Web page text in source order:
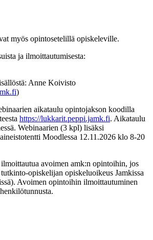
myös opintosetelillä opiskeleville.
ja ilmoittautumisesta:
Anne Koivisto
)
aikataulu opintojakson koodilla
https://lukkarit.peppi.jamk.fi. Aikataulu
Webinaarien (3 kpl) lisäksi
Moodlessa 12.11.2026 klo 8-20
avoimen amk:n opintoihin, jos
opiskelijan opiskeluoikeus Jamkissa
Avoimen opintoihin ilmoittautuminen